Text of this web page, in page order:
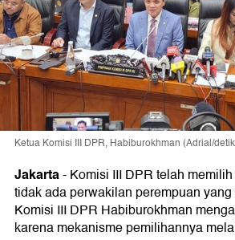
Ketua Komisi III DPR, Habiburokhman (Adrial/
Jakarta-Komisi III DPR telah
tidak ada perwakilan perempuan
Komisi III DPR Habiburokhman
karena mekanisme pemilihannya